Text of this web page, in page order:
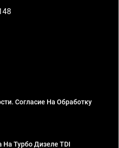
Согласие На Обработку
Турбо Дизеле TDI